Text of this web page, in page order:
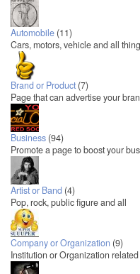
Automobile (11)
Cars, motors, vehicle and all
Brand or Product (7)
Page that can advertise your
Business (94)
Promote a page to boost your
Artist or Band (4)
Pop, rock, public figure and all
Company or Organization (9)
Institution or Organization